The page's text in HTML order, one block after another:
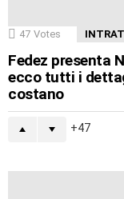
47 Votes
Fedez presenta
ecco tutti i
costano
47